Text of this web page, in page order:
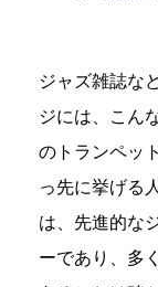
ジャズ雑誌な
ジには、こん
のトランペッ
っ先に挙げる
は、先進的な
ーであり、多